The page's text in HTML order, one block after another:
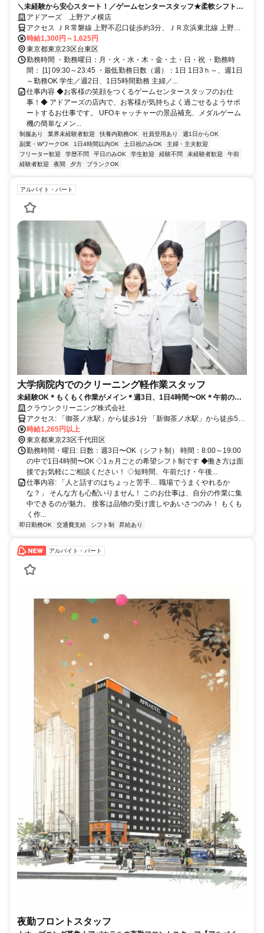
＼未経験から安心スタート！／ゲームセンタースタッフ★柔軟シフトで
自分らしく働ける♪
アドアーズ 上野アメ横店
アクセス ＪＲ常磐線 上野不忍口徒歩約3分、ＪＲ京浜東北線 上野不
忍口徒歩約3分、ＪＲ山手線 上野不忍口徒歩約3分
時給1,300円～1,625円
東京都東京23区台東区
勤務時間 ・勤務曜日：月・火・水・木・金・土・日・祝 ・勤務時
間： [1] 09:30～23:45 ・最低勤務日数（週）：1日 1日3ｈ～、週1日
～勤務OK 学生／週2日、1日5時間勤務 主婦／...
仕事内容 ◆お客様の笑顔をつくるゲームセンタースタッフのお仕
事！◆ アドアーズの店内で、お客様が気持ちよく過ごせるようサポ
ートするお仕事です。 UFOキャッチャーの景品補充、メダルゲーム
機の簡単なメン...
制服あり 業界未経験者歓迎 扶養内勤務OK 社員登用あり
週1日からOK
副業・WワークOK
1日4時間以内OK 土日祝のみOK
主婦・主夫歓迎
フリーター歓迎
学歴不問 平日のみOK 学生歓迎 経験不問 未経験者歓迎
午前
経験者歓迎
夜間 夕方 ブランクOK
アルバイト・パート
大学病院内でのクリーニング軽作業スタッフ
未経験OK＊もくもく作業がメイン＊週3日、1日4時間〜OK＊午前の
み、午後のみ勤務可＊衣類の検品・畳み作業＊ルーティーンワークが得
意な方オススメ
クラウンクリーニング株式会社
アクセス: 「御茶ノ水駅」から徒歩1分 「新御茶ノ水駅」から徒歩5分
◇アクセス良好！駅近で通いやすい！ ◇駅チカ5分以内 ＜他に、この
駅からも近いです◎＞ 「末広町駅」から徒歩11分 「神保町駅」から
徒歩15分 「秋葉原駅」から徒歩15分
時給1,265円以上
東京都東京23区千代田区
勤務時間・曜日: 日数：週3日〜OK（シフト制） 時間：8:00～19:00
の中で1日4時間〜OK ◇1ヵ月ごとの希望シフト制です ◆働き方は面
接でお気軽にご相談ください！ ◇短時間、午前だけ・午後...
仕事内容: 「人と話すのはちょっと苦手… 職場でうまくやれるか
な？」 そんな方も心配いりません！ このお仕事は、自分の作業に集
中できるのが魅力。 接客は品物の受け渡しやあいさつのみ！ もくも
く作...
即日勤務OK 交通費支給 シフト制 昇給あり
アルバイト・パート
夜勤フロントスタッフ